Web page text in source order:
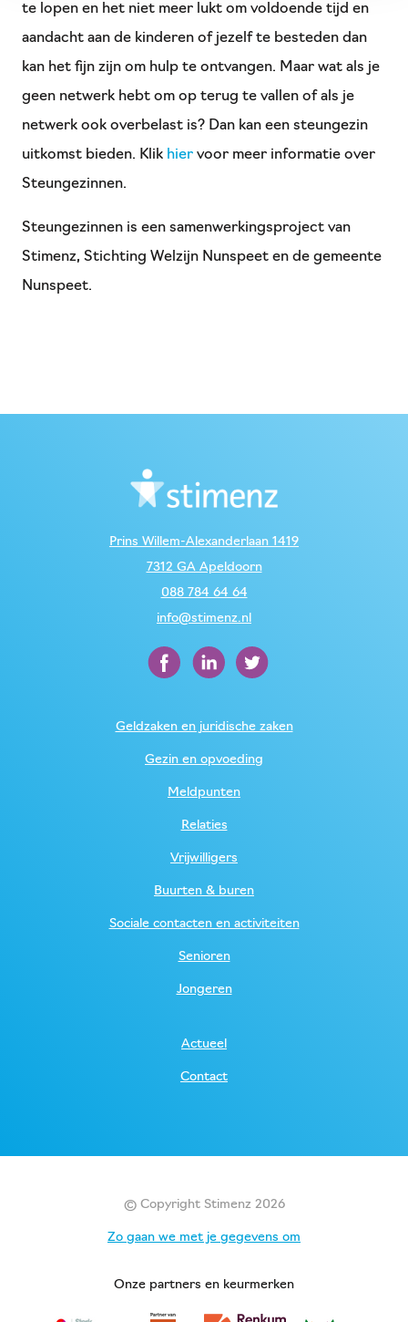
te lopen en het niet meer lukt om voldoende tijd en
aandacht aan de kinderen of jezelf te besteden dan
kan het fijn zijn om hulp te ontvangen. Maar wat als je
geen netwerk hebt om op terug te vallen of als je
netwerk ook overbelast is? Dan kan een steungezin
uitkomst bieden. Klik hier voor meer informatie over
Steungezinnen.
Steungezinnen is een samenwerkingsproject van
Stimenz, Stichting Welzijn Nunspeet en de gemeente
Nunspeet.
Prins Willem-Alexanderlaan 1419
7312 GA Apeldoorn
088 784 64 64
info@stimenz.nl
Geldzaken en juridische zaken
Gezin en opvoeding
Meldpunten
Relaties
Vrijwilligers
Buurten & buren
Sociale contacten en activiteiten
Senioren
Jongeren
Actueel
Contact
© Copyright Stimenz 2026
Zo gaan we met je gegevens om
Onze partners en keurmerken